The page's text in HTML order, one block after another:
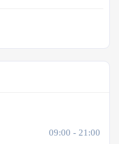
09:00 - 21:00